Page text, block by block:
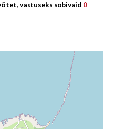
vastuseks sobivaid 0